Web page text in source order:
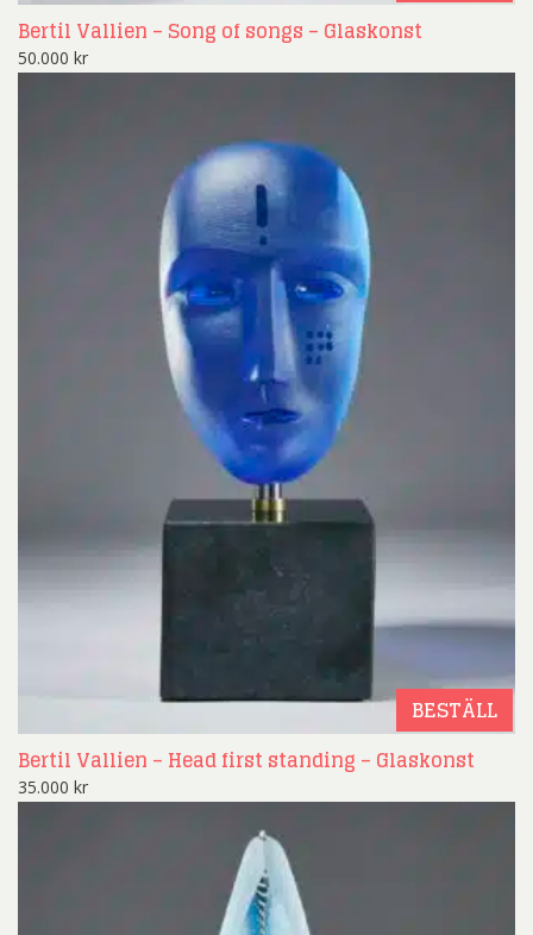
Bertil Vallien – Song of songs – Glaskonst
50.000 kr
BESTÄLL
Bertil Vallien – Head first standing – Glaskonst
35.000 kr